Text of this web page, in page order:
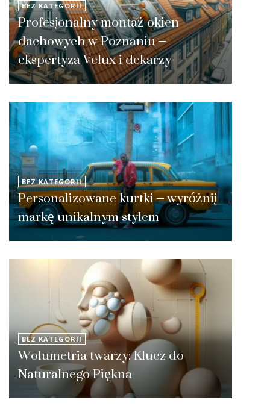
BEZ KATEGORII
Profesjonalny montaż okien
dachowych w Poznaniu –
ekspertyza Velux i dekarzy
BEZ KATEGORII
Personalizowane kurtki – wyróżnij
markę unikalnym stylem
BEZ KATEGORII
Wolumetria twarzy: Klucz do
Naturalnego Piękna